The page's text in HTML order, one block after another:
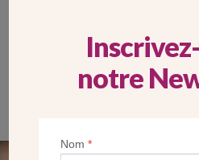
notre
Nom*